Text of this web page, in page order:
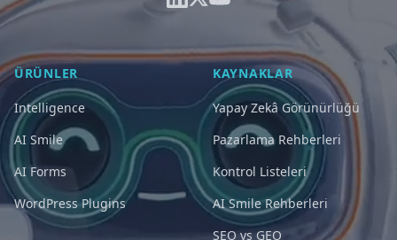
ÜRÜNLER
Intelligence
AI Smile
AI Forms
WordPress Plugins
KAYNAKLAR
Yapay Zekâ Görünürlüğü
Pazarlama Rehberleri
Kontrol Listeleri
AI Smile Rehberleri
SEO vs GEO